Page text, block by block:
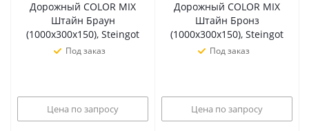
Дорожный COLOR MIX
Штайн Браун
(1000х300х150), Steingot
Под заказ
Цена по запросу
Дорожный COLOR MIX
Штайн Бронз
(1000х300х150), Steingot
Под заказ
Цена по запросу